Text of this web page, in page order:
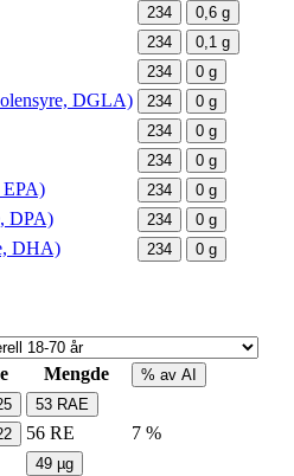
234 0,6 g
234 0,1 g
234 0 g
DGLA) 234 0 g
234 0 g
234 0 g
EPA) 234 0 g
DPA) 234 0 g
DHA) 234 0 g
Mengde % av AI
53 RAE
56 RE
7 %
49 µg